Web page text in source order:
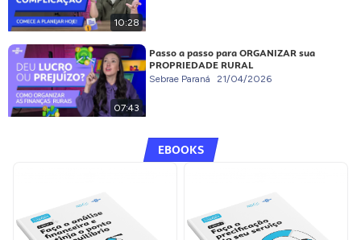
10:28
07:43
Passo a passo para ORGANIZAR sua
PROPRIEDADE RURAL
Sebrae Paraná 21/04/2026
EBOOKS